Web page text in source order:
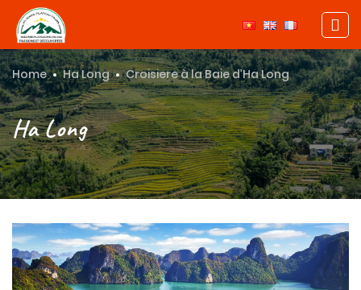
Home Ha Long Croisiere à la Baie d’Ha Long
Ha Long